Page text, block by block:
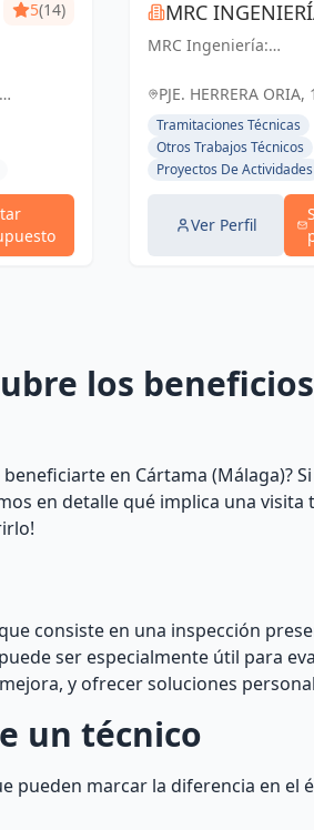
5(14) MRC
MRC Ingeniería:
vanguardia para
Málaga y toda
Andalucía.
PJE. HERRERA
ESPAÑA, España
Tramitaciones Técnicas
Otros Trabajos Técnicos
Proyectos De Actividades
Ver Perfil
los
en Cártama (Málaga)?
en detalle qué implica una visita
consiste en una inspección
ser especialmente útil para
y ofrecer soluciones
un técnico
pueden marcar la diferencia en el